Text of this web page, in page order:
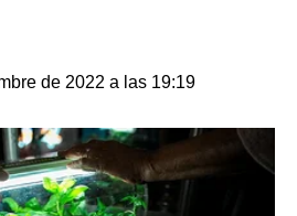
de 2022 a las 19:19